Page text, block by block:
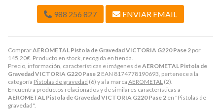
ComprarAEROMETAL Pistola de Gravedad VICTORIA G220 Pase 2 por
145,20€. Producto en stock, recogida en tienda.
Precio, información, características e imágenes deAEROMETAL Pistola de
Gravedad VICTORIA G220 Pase 2 EAN 8174778190693, pertenece a la
categoría Pistolas de gravedad (6) y a la marca AEROMETAL (2).
Encuentra productos relacionados y de similares características a
AEROMETAL Pistola de Gravedad VICTORIA G220 Pase 2 en "Pistolas de
gravedad".
988 256 827 ENVIAR EMAIL